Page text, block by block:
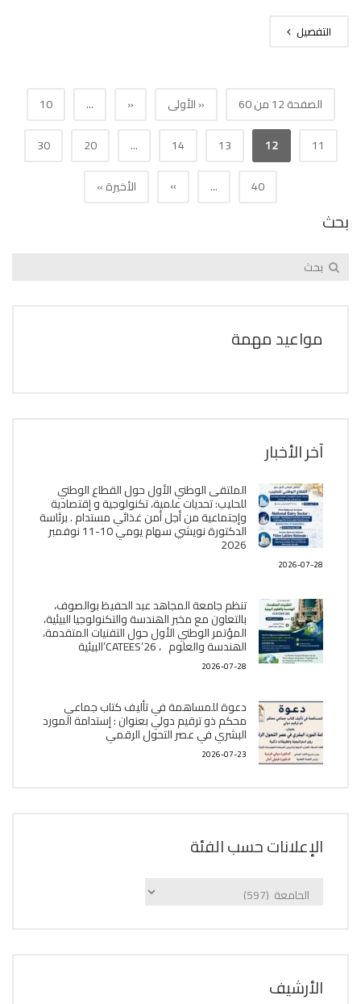
التفصيل
الصفحة 12 من 60 « الأولى «
...
10
11
12
13
14
...
20
30
40
...
» الأخيرة »
بحث
مواعيد مهمة
آخر الأخبار
الملتقى الوطني الأول حول القطاع الوطني
للحليب: تحديات علمية، تكنولوجية و إقتصادية
وإجتماعية من أجل أمن غذائي مستدام . برئاسة
الدكتورة نويشي سهام يومي 10-11 نوفمبر
2026
2026-07-28
تنظم جامعة المجاهد عبد الحفيظ بوالصوف،
بالتعاون مع مخبر الھندسة والتكنولوجيا البیئیة،
المؤتمر الوطني الأول حول التقنيات المتقدمة،
الھندسة والعلوم ، CATEES’26’البیئية
2026-07-28
دعوة للمساهمة في تأليف كتاب جماعي
محكم ذو ترقيم دولي بعنوان : إستدامة المورد
البشري في عصر التحول الرقمي
2026-07-23
الإعلانات حسب الفئة
الإعلانات
اﻷرشيف